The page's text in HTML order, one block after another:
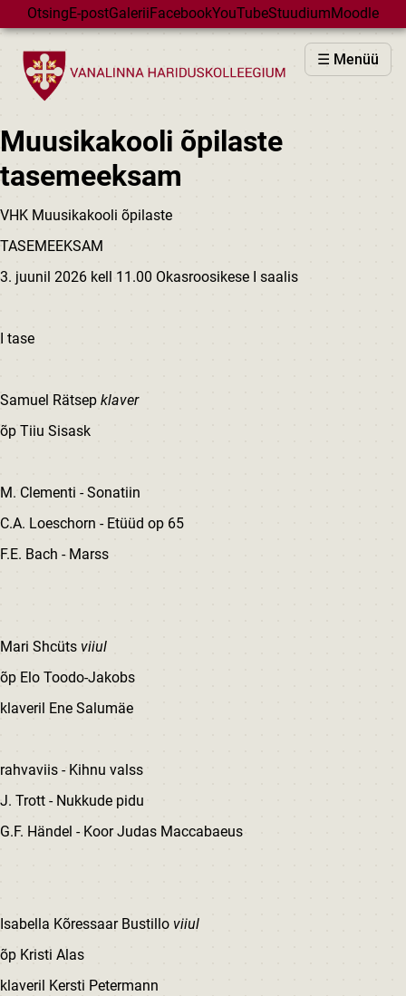
Skip to main content
OtsingE-postGaleriiFacebookYouTubeStuudiumMoodle
☰ Menüü
VHK
VASTUVÕTT
GÜMNAASIUM
MAJAD
Muusikakooli õpilaste
tasemeeksam
VHK Muusikakooli õpilaste
TASEMEEKSAM
3. juunil 2026 kell 11.00 Okasroosikese I saalis
I tase
Samuel Rätsep klaver
õp Tiiu Sisask
M. Clementi - Sonatiin
C.A. Loeschorn - Etüüd op 65
F.E. Bach - Marss
Mari Shcüts viiul
õp Elo Toodo-Jakobs
klaveril Ene Salumäe
rahvaviis - Kihnu valss
J. Trott - Nukkude pidu
G.F. Händel - Koor Judas Maccabaeus
Isabella Kõressaar Bustillo viiul
õp Kristi Alas
klaveril Kersti Petermann